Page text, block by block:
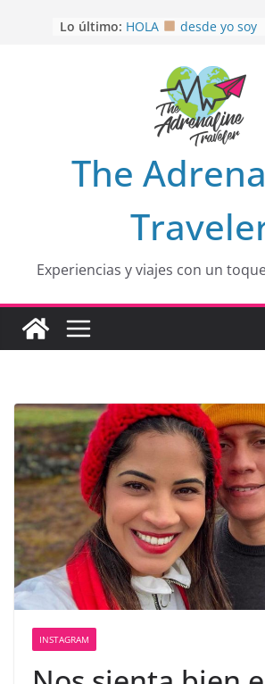
Lo último: MULITO!
Aprovechando que
EL SENDERO DEL
opción
HOSPEDAJE AL
The
Experiencias y viajes con un
INSTAGRAM